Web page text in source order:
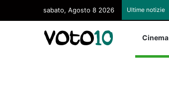
sabato, Agosto 8 2026 Ultime notizie
Cinema